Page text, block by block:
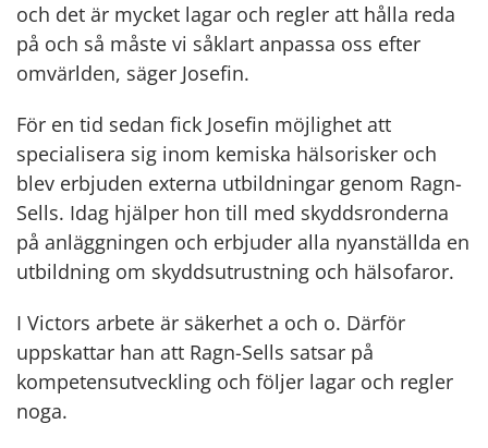
och det är mycket lagar och regler att hålla reda
på och så måste vi såklart anpassa oss efter
omvärlden, säger Josefin.
För en tid sedan fick Josefin möjlighet att
specialisera sig inom kemiska hälsorisker och
blev erbjuden externa utbildningar genom Ragn-
Sells. Idag hjälper hon till med skyddsronderna
på anläggningen och erbjuder alla nyanställda en
utbildning om skyddsutrustning och hälsofaror.
I Victors arbete är säkerhet a och o. Därför
uppskattar han att Ragn-Sells satsar på
kompetensutveckling och följer lagar och regler
noga.